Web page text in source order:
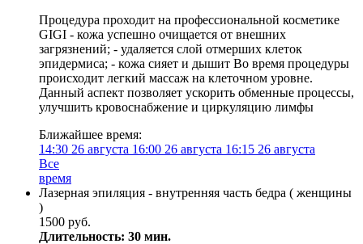
Процедура проходит на профессиональной косметике
GIGI - кожа успешно очищается от внешних
загрязнений; - удаляется слой отмерших клеток
эпидермиса; - кожа сияет и дышит Во время процедуры
происходит легкий массаж на клеточном уровне.
Данный аспект позволяет ускорить обменные процессы,
улучшить кровоснабжение и циркуляцию лимфы
Ближайшее время:
14:30 26 августа 16:00 26 августа 16:15 26 августа
Все
время
Лазерная эпиляция - внутренняя часть бедра ( женщины
)
1500 руб.
Длительность: 30 мин.